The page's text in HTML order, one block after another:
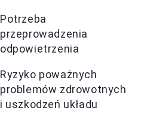
Potrzeba
przeprowadzenia
odpowietrzenia
Ryzyko poważnych
problemów zdrowotnych
i uszkodzeń układu